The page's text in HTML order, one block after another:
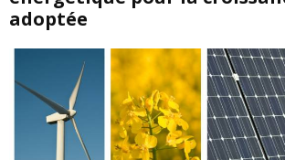
adoptée